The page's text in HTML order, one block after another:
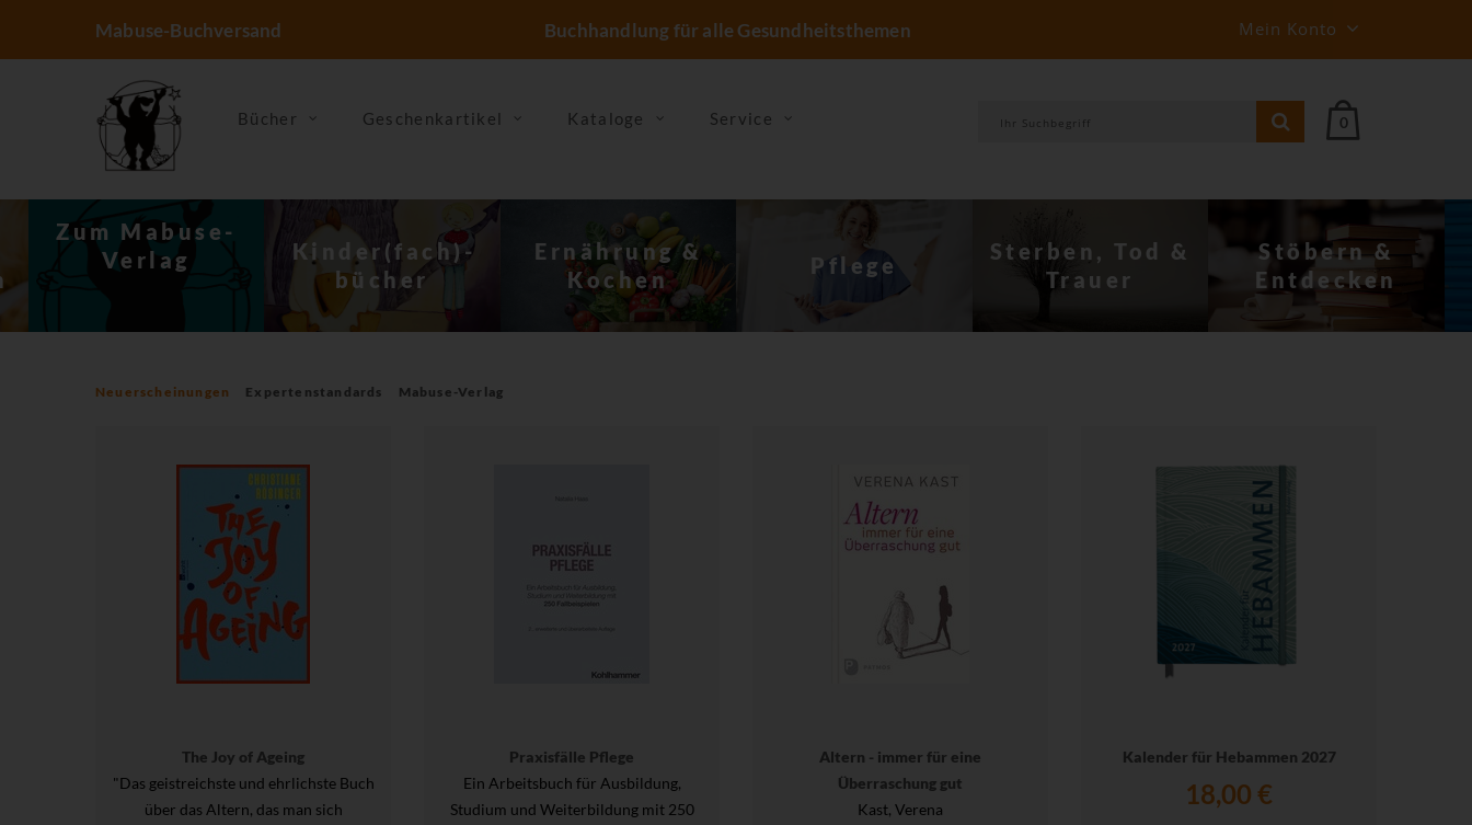
Mabuse-Buchversand Buchhandlung für alle Gesundheitsthemen Mein Konto
Bücher Geschenkartikel Kataloge Service 0
Kinder(fach)­
bücher
Ernährung &
Kochen
Pflege
Sterben, Tod &
Trauer
Stöbern &
Entdecken
Behin­derung
Neuerscheinungen Expertenstandards Mabuse-Verlag
The Joy of Ageing
"Das geistreichste und ehrlichste Buch
über das Altern, das man sich
Praxisfälle Pflege
Ein Arbeitsbuch für Ausbildung,
Studium und Weiterbildung mit 250
Altern - immer für eine
Überraschung gut
Kast, Verena
Kalender für Hebammen 2027
18,00 €